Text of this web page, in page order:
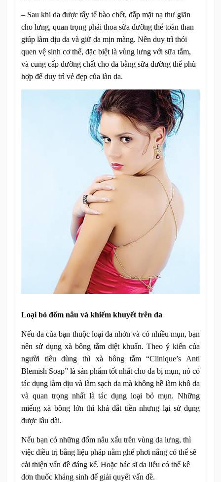
– Sau khi da được tẩy tế bào chết, đắp mặt nạ thư giãn
cho lưng, quan trọng phải thoa sữa dưỡng thể toàn than
giúp làm dịu da và giữ da mịn màng. Nên duy trì thói
quen vệ sinh cơ thể, đặc biệt là vùng lưng với sữa tắm,
và cung cấp dưỡng chất cho da bằng sữa dưỡng thể phù
hợp để duy trì vẻ đẹp của làn da.
Loại bỏ đốm nâu và khiếm khuyết trên da
Nếu da của bạn thuộc loại da nhờn và có nhiều mụn, bạn
nên sử dụng xà bông tắm diệt khuẩn. Theo ý kiến của
người tiêu dùng thì xà bông tắm “Clinique’s Anti
Blemish Soap” là sản phẩm tốt nhất cho da bị mụn, nó có
tác dụng làm dịu và làm sạch da mà không hề làm khô da
và quan trọng nhất là tác dụng loại bỏ mụn. Những
miếng xà bông lớn thì khá đắt tiền nhưng lại sử dụng
được lâu dài.
Nếu bạn có những đốm nâu xấu trên vùng da lưng, thì
việc điều trị bằng liệu pháp nằm ghế phơi nắng có thể sẽ
cải thiện vấn đề đáng kể. Hoặc bác sĩ da liễu có thể kê
đơn thuốc kháng sinh để giải quyết vấn đề.